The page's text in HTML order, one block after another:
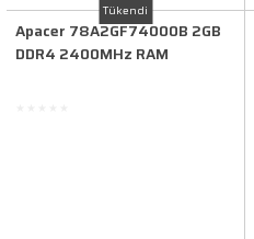
Tükendi
Apacer 78A2GF74000B 2GB
DDR4 2400MHz RAM